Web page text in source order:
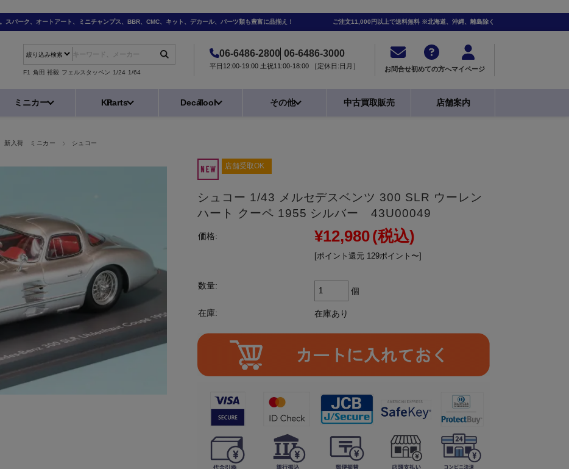
パーク、オートアート、ミニチャンプス、BBR、CMC、キット、デカール、パーツ類も豊富に品揃え！ ご注文11,000円以上で送料無料 ※北海道、沖縄、離島除く
F1 角田 裕毅 フェルスタッペン 1/24 1/64
06-6486-2800 06-6486-3000
平日12:00-19:00 土祝11:00-18:00 ［定休日:日月］ お問合せ初めての方へマイページ
ミニカー KitParts DecalTool その他 中古買取販売 店舗案内
新入荷 ミニカー シュコー
店舗受取OK
シュコー 1/43 メルセデスベンツ 300 SLR ウーレン
ハート クーペ 1955 シルバー 43U00049
価格: ¥12,980(税込)
[ポイント還元 129ポイント〜]
数量:
個
在庫: 在庫あり